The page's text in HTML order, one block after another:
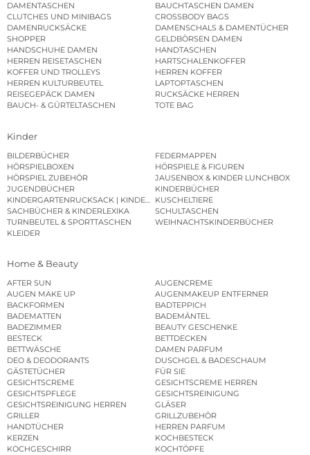
DAMENTASCHEN
BAUCHTASCHEN DAMEN
CLUTCHES UND MINIBAGS
CROSSBODY BAGS
DAMENRUCKSÄCKE
DAMENSCHALS & DAMENTÜCHER
SHOPPER
GELDBÖRSEN DAMEN
HANDSCHUHE DAMEN
HANDTASCHEN
HERREN REISETASCHEN
HARTSCHALENKOFFER
KOFFER UND TROLLEYS
HERREN KOFFER
HERREN KULTURBEUTEL
LAPTOPTASCHEN
REISEGEPÄCK DAMEN
RUCKSÄCKE HERREN
BAUCH- & GÜRTELTASCHEN
TOTE BAG
Kinder
BILDERBÜCHER
FEDERMAPPEN
HÖRSPIELBOXEN
HÖRSPIELE & FIGUREN
HÖRSPIEL ZUBEHÖR
JAUSENBOX & KINDER LUNCHBOX
JUGENDBÜCHER
KINDERBÜCHER
KINDERGARTENRUCKSACK | KINDERGARTENBEUTEL
KUSCHELTIERE
SACHBÜCHER & KINDERLEXIKA
SCHULTASCHEN
TURNBEUTEL & SPORTTASCHEN
WEIHNACHTSKINDERBÜCHER
KLEIDER
Home & Beauty
AFTER SUN
AUGENCREME
AUGEN MAKE UP
AUGENMAKEUP ENTFERNER
BACKFORMEN
BADTEPPICH
BADEMATTEN
BADEMÄNTEL
BADEZIMMER
BEAUTY GESCHENKE
BESTECK
BETTDECKEN
BETTWÄSCHE
DAMEN PARFUM
DEO & DEODORANTS
DUSCHGEL & BADESCHAUM
GÄSTETÜCHER
FÜR SIE
GESICHTSCREME
GESICHTSCREME HERREN
GESICHTSPFLEGE
GESICHTSREINIGUNG
GESICHTSREINIGUNG HERREN
GLÄSER
GRILLER
GRILLZUBEHÖR
HANDTÜCHER
HERREN PARFUM
KERZEN
KOCHBESTECK
KOCHGESCHIRR
KOCHTÖPFE